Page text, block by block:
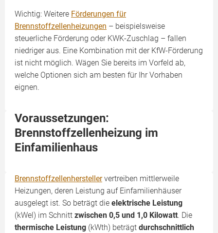
Wichtig: Weitere Förderungen für
Brennstoffzellenheizungen – beispielsweise
steuerliche Förderung oder KWK-Zuschlag – fallen
niedriger aus. Eine Kombination mit der KfW-Förderung
ist nicht möglich. Wägen Sie bereits im Vorfeld ab,
welche Optionen sich am besten für Ihr Vorhaben
eignen.
Voraussetzungen:
Brennstoffzellenheizung im
Einfamilienhaus
Brennstoffzellenherstellervertreiben mittlerweile
Heizungen, deren Leistung auf Einfamilienhäuser
ausgelegt ist. So beträgt die elektrische Leistung
(kWel) im Schnitt zwischen 0,5 und 1,0 Kilowatt. Die
thermische Leistung (kWth) beträgt durchschnittlich